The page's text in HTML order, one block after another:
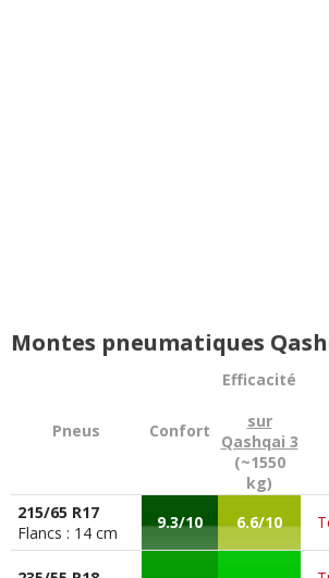
Montes pneumatiques
Pneus Confort
Efficacité
sur
Qashqai 3
(~1550
kg)
215/65 R17
Flancs : 14 cm
9.3/10 6.6/10